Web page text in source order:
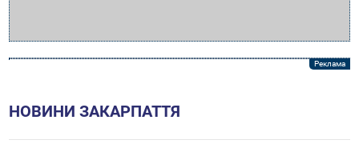
НОВИНИ ЗАКАРПАТТЯ